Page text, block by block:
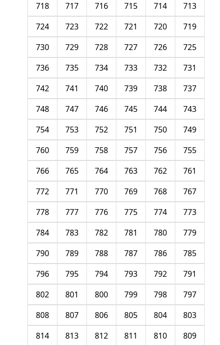
713
714
715
716
717
718
719
720
721
722
723
724
725
726
727
728
729
730
731
732
733
734
735
736
737
738
739
740
741
742
743
744
745
746
747
748
749
750
751
752
753
754
755
756
757
758
759
760
761
762
763
764
765
766
767
768
769
770
771
772
773
774
775
776
777
778
779
780
781
782
783
784
785
786
787
788
789
790
791
792
793
794
795
796
797
798
799
800
801
802
803
804
805
806
807
808
809
810
811
812
813
814